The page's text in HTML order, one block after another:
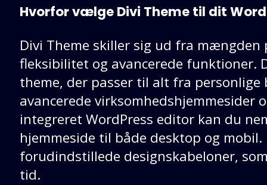
Hvorfor vælge Divi Theme til dit
Divi Theme skiller sig ud fra mængden
fleksibilitet og avancerede funktioner.
theme, der passer til alt fra
avancerede virksomhedshjemmesider
integreret WordPress editor kan du
hjemmeside til både desktop og
forudindstillede designskabeloner,
tid.